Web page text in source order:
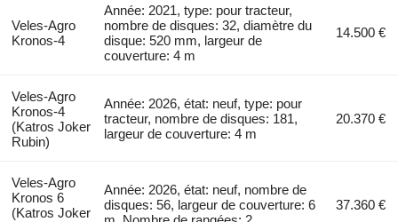
Veles-Agro
Kronos-4
Année: 2021, type: pour tracteur,
nombre de disques: 32, diamètre du
disque: 520 mm, largeur de
couverture: 4 m
14.500 €
Veles-Agro
Kronos-4
(Katros Joker
Rubin)
Année: 2026, état: neuf, type: pour
tracteur, nombre de disques: 181,
largeur de couverture: 4 m
20.370 €
Veles-Agro
Kronos 6
(Katros Joker
Année: 2026, état: neuf, nombre de
disques: 56, largeur de couverture: 6
37.360 €